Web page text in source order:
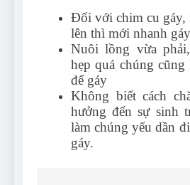
Đối với chim cu gáy,
lên thì mới nhanh
Nuôi lồng vừa
hẹp quá chúng
để gáy
Không biết cách
hưởng đến sự sinh
làm chúng yếu dần
gáy.